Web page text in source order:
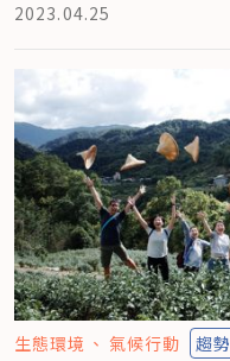
2023.04.25
生態環境 氣候行動 趨勢